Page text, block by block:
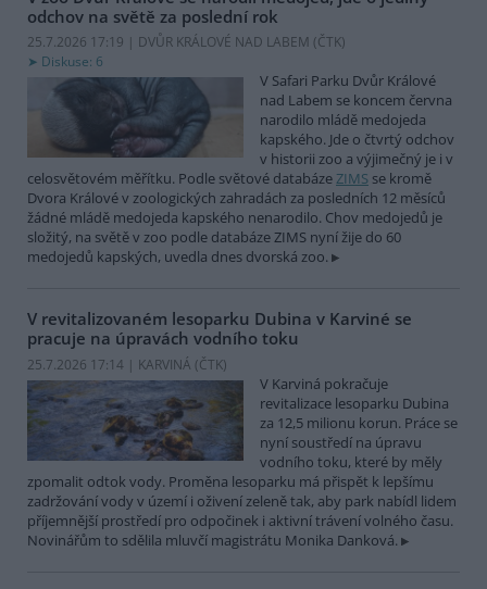
odchov na světě za poslední rok
25.7.2026 17:19 | DVŮR KRÁLOVÉ NAD LABEM (ČTK)
Diskuse: 6
V Safari Parku Dvůr Králové
nad Labem se koncem června
narodilo mládě medojeda
kapského. Jde o čtvrtý odchov
v historii zoo a výjimečný je i v
celosvětovém měřítku. Podle světové databázeZIMS se kromě
Dvora Králové v zoologických zahradách za posledních 12 měsíců
žádné mládě medojeda kapského nenarodilo. Chov medojedů je
složitý, na světě v zoo podle databáze ZIMS nyní žije do 60
medojedů kapských, uvedla dnes dvorská zoo.
V revitalizovaném lesoparku Dubina v Karviné se
pracuje na úpravách vodního toku
25.7.2026 17:14 | KARVINÁ (ČTK)
V Karviná pokračuje
revitalizace lesoparku Dubina
za 12,5 milionu korun. Práce se
nyní soustředí na úpravu
vodního toku, které by měly
zpomalit odtok vody. Proměna lesoparku má přispět k lepšímu
zadržování vody v území i oživení zeleně tak, aby park nabídl lidem
příjemnější prostředí pro odpočinek i aktivní trávení volného času.
Novinářům to sdělila mluvčí magistrátu Monika Danková.